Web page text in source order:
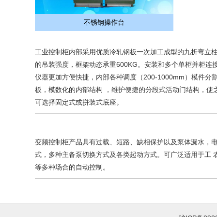
不锈钢操作台
工业控制柜内部采用优质冷轧钢板一次加工成型的九折弯立
的吊装强度，框架动态承重600KG。安装和多个单柜并柜
仪器更加方便快捷，内部各种调度（200-1000mm）模件分
板，模数化的内部结构 ，维护便捷的分段式活动门结构，
可选择固定式或拼装式底座。
变频控制柜产品具有过载、短路、缺相保护以及泵体漏水，
式，多种主备泵切换方式及各类起动方式。可广泛适用于工
等多种场合的自动控制。